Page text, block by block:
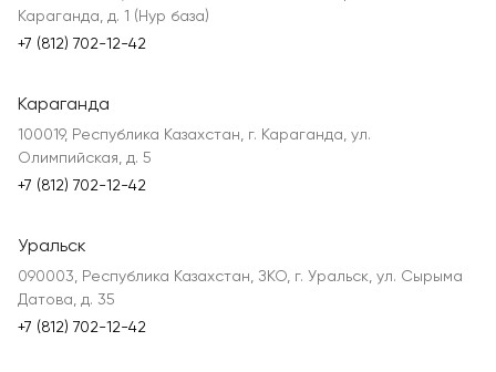
Караганда, д. 1 (Нур база)
+7 (812) 702-12-42
Караганда
100019, Республика Казахстан, г. Караганда, ул.
Олимпийская, д. 5
+7 (812) 702-12-42
Уральск
090003, Республика Казахстан, ЗКО, г. Уральск, ул. Сырыма
Датова, д. 35
+7 (812) 702-12-42